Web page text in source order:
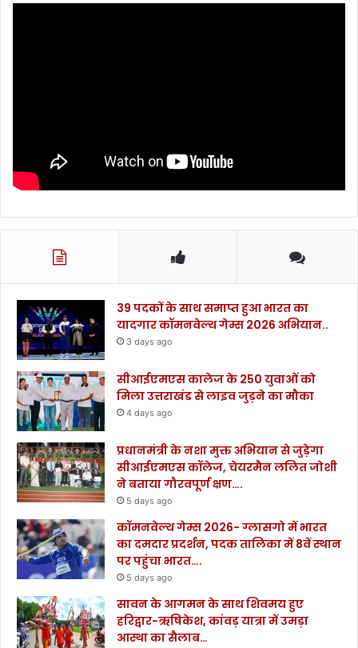
39 पदकों के साथ समाप्त हुआ भारत का
यादगार कॉमनवेल्थ गेम्स 2026 अभियान..
3 days ago
सीआईएमएस कालेज के 250 युवाओं को
मिला उत्तराखंड से लाइव जुड़ने का मौका
4 days ago
प्रधानमंत्री के नशा मुक्त अभियान से जुड़ेगा
सीआईएमएस कॉलेज, चेयरमैन ललित जोशी
ने बताया गौरवपूर्ण क्षण….
5 days ago
कॉमनवेल्थ गेम्स 2026- ग्लासगो में भारत
का दमदार प्रदर्शन, पदक तालिका में 8वें स्थान
पर पहुंचा भारत….
5 days ago
सावन के आगमन के साथ शिवमय हुए
हरिद्वार-ऋषिकेश, कांवड़ यात्रा में उमड़ा
आस्था का सैलाब…